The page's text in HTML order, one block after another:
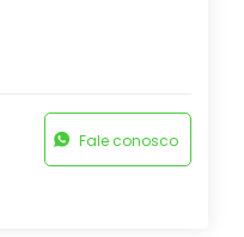
Fale conosco